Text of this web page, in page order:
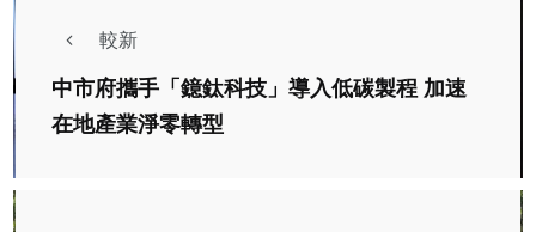
較新
中市府攜手「鐿鈦科技」導入低碳製程 加速
在地產業淨零轉型